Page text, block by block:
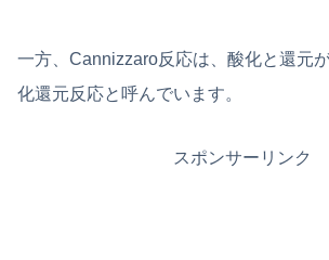
一方、Cannizzaro反応は、酸化と還元
化還元反応と呼んでいます。
スポンサーリンク